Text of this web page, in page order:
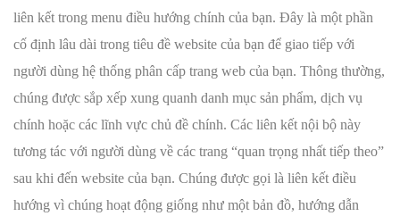
liên kết trong menu điều hướng chính của bạn. Đây là một phần
cố định lâu dài trong tiêu đề website của bạn để giao tiếp với
người dùng hệ thống phân cấp trang web của bạn. Thông thường,
chúng được sắp xếp xung quanh danh mục sản phẩm, dịch vụ
chính hoặc các lĩnh vực chủ đề chính. Các liên kết nội bộ này
tương tác với người dùng về các trang “quan trọng nhất tiếp theo”
sau khi đến website của bạn. Chúng được gọi là liên kết điều
hướng vì chúng hoạt động giống như một bản đồ, hướng dẫn